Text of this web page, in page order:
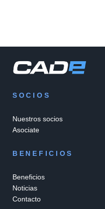
SOCIOS
Nuestros socios
Asociate
BENEFICIOS
Beneficios
Noticias
Contacto